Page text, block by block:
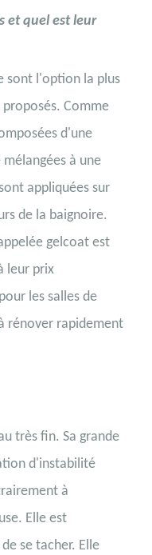
et quel est leur
sont l'option la plus
Comme
d'une
à une
appliquées sur
de la baignoire.
gelcoat est
leur prix
les salles de
rénover rapidement
très fin. Sa grande
d'instabilité
à
Elle est
se tacher. Elle